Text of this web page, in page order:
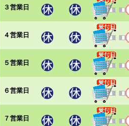
３営業日
４営業日
５営業日
６営業日
７営業日